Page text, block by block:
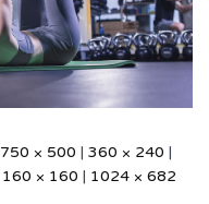
750 × 500 | 360 × 240 |
160 × 160 | 1024 × 682